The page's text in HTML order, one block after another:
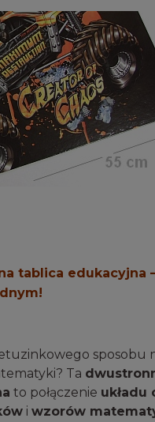
tablica edukacyjna
sposobu
Ta
to połączenie układu
i wzorów